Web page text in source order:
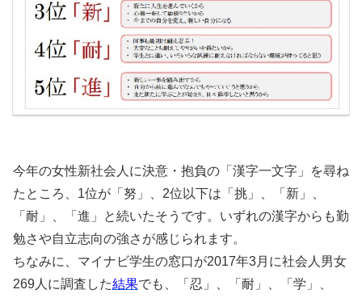
今年の女性新社会人に決意・抱負の「漢字一文字」を尋ね
たところ、1位が「努」、2位以下は「挑」、「新」、
「耐」、「進」と続いたそうです。いずれの漢字からも勤
勉さや自立志向の強さが感じられます。
ちなみに、マイナビ学生の窓口が2017年3月に社会人男女
269人に調査した結果でも、「忍」、「耐」、「学」、